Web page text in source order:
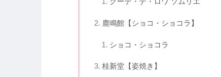
グーテ・デ・ロワ ソムリエ
鹿鳴館【ショコ・ショコラ】
ショコ・ショコラ
桂新堂【姿焼き】